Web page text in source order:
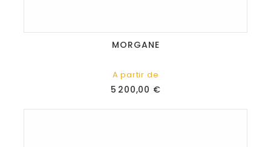
MORGANE
A partir de
Prix
5 200,00 €